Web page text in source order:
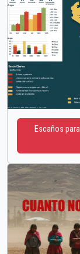
Escaños